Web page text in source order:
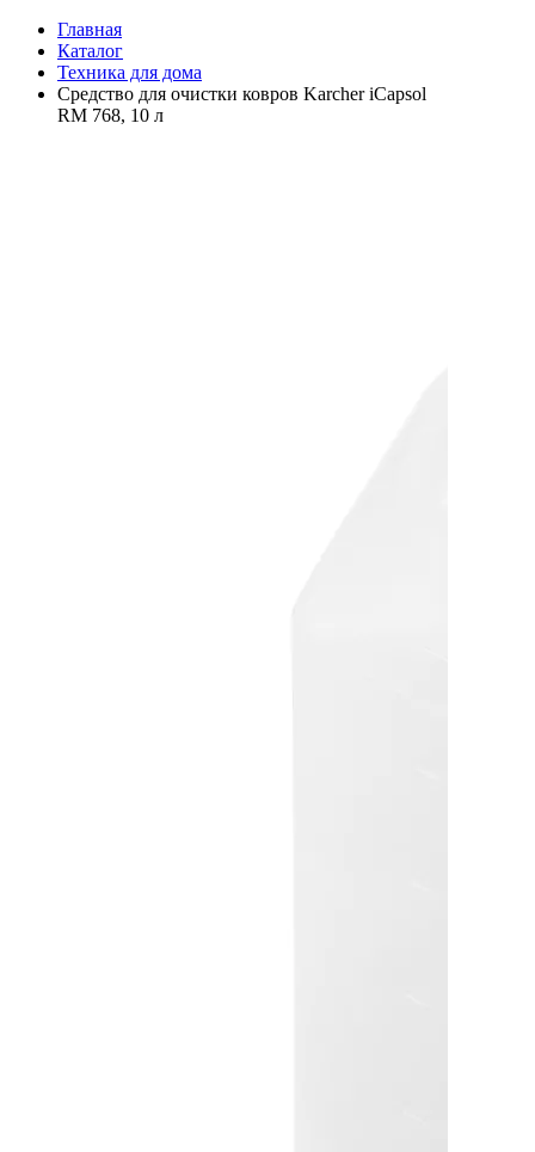
Главная
Каталог
Техника для дома
Средство для очистки ковров Karcher iCapsol
RM 768, 10 л